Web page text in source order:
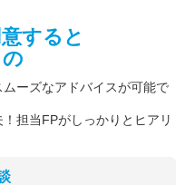
すると
ーズなアドバイスが可能で
担当FPがしっかりとヒアリ